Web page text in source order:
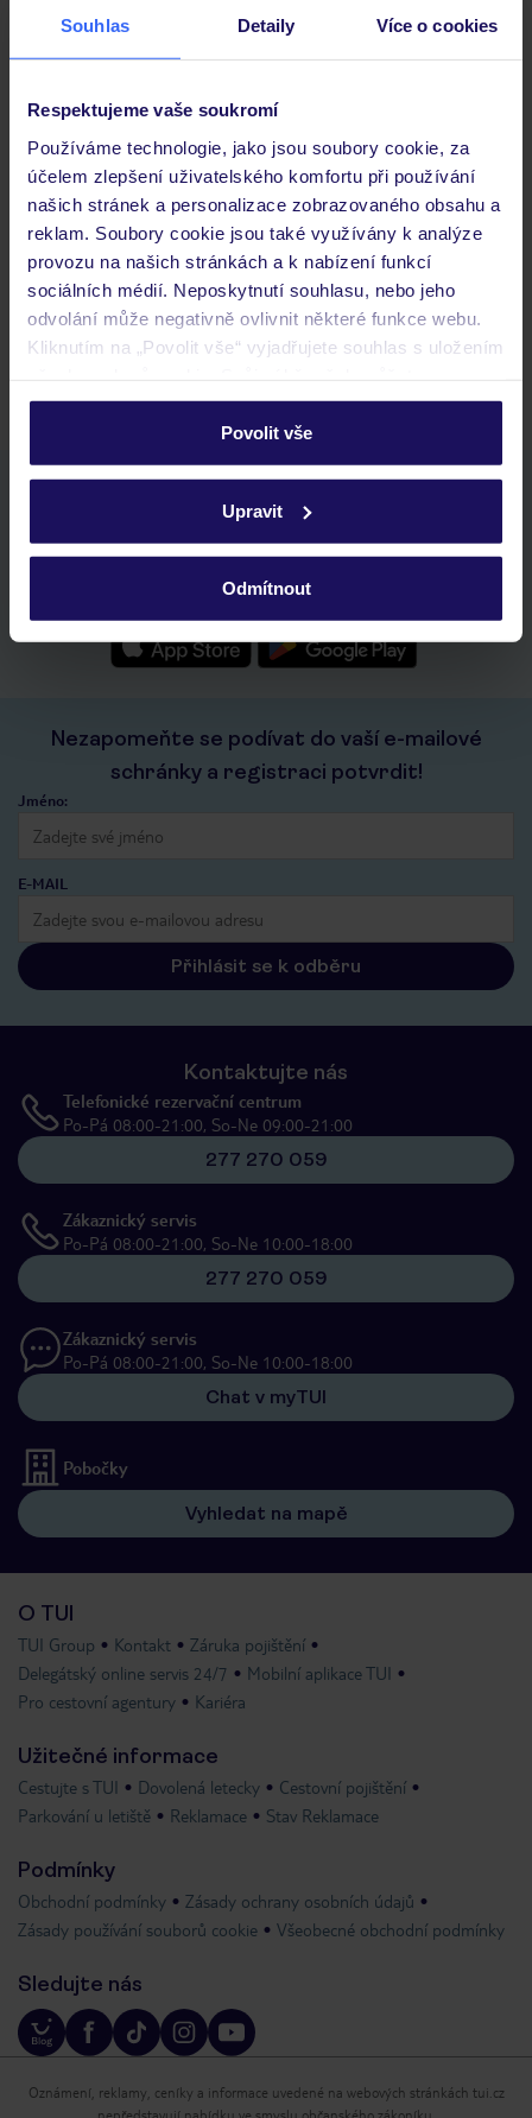
Souhlas Detaily Více o cookies
Respektujeme vaše soukromí
Používáme technologie, jako jsou soubory cookie, za
účelem zlepšení uživatelského komfortu při používání
našich stránek a personalizace zobrazovaného obsahu a
reklam. Soubory cookie jsou také využívány k analýze
provozu na našich stránkách a k nabízení funkcí
sociálních médií. Neposkytnutí souhlasu, nebo jeho
odvolání může negativně ovlivnit některé funkce webu.
Kliknutím na „Povolit vše“ vyjadřujete souhlas s uložením
personalizovat v sekci „Personalizace“.
Podrobné informace o souborech cookie naleznete v
ochrany osobních údajů.
Povolit vše
Upravit
Odmítnout
Často kladené otázky
Jaké doklady jsou potřebné při cestování?
Budeme ubytováni ihned po příjezdu do hotelu?
Kam jít po přistání a vyzvednutí zavazadel?
Zobrazit další
rychlé vyhledávání a prohlížení nabídek
seznam oblíbených nabídek a možnost jejich sdílení
historie vyhledávání a naposledy zobrazené nabídky
Nezapomeňte se podívat do vaší e-mailové
schránky a registraci potvrdit!
Jméno:
E-MAIL
Přihlásit se k odběru
Kontaktujte nás
Telefonické rezervační centrum
Po-Pá 08:00-21:00, So-Ne 09:00-21:00
277 270 059
Zákaznický servis
Po-Pá 08:00-21:00, So-Ne 10:00-18:00
277 270 059
Zákaznický servis
Po-Pá 08:00-21:00, So-Ne 10:00-18:00
Chat v myTUI
Pobočky
Vyhledat na mapě
O TUI
TUI Group Kontakt
Záruka pojištění
Delegátský online servis 24/7
Mobilní aplikace TUI
Pro cestovní agentury
Kariéra
Užitečné informace
Cestujte s TUI Dovolená letecky
Cestovní pojištění
Parkování u letiště
Reklamace Stav Reklamace
Podmínky
Obchodní podmínky
Zásady ochrany osobních údajů
Zásady používání souborů cookie
Všeobecné obchodní podmínky
Sledujte nás
Oznámení, reklamy, ceníky a informace uvedené na webových stránkách tui.cz